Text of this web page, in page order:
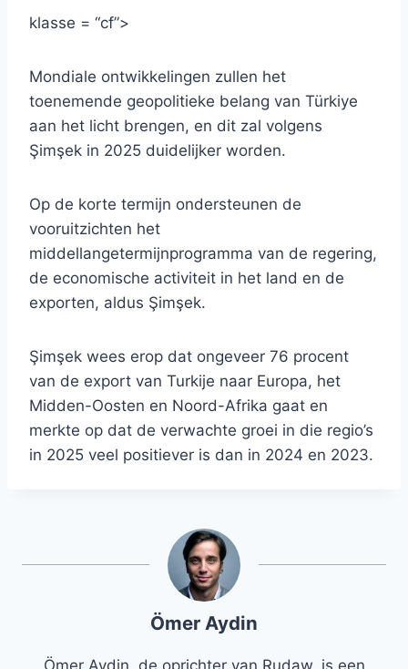
klasse = “cf”>
Mondiale ontwikkelingen zullen het
toenemende geopolitieke belang van Türkiye
aan het licht brengen, en dit zal volgens
Şimşek in 2025 duidelijker worden.
Op de korte termijn ondersteunen de
vooruitzichten het
middellangetermijnprogramma van de regering,
de economische activiteit in het land en de
exporten, aldus Şimşek.
Şimşek wees erop dat ongeveer 76 procent
van de export van Turkije naar Europa, het
Midden-Oosten en Noord-Afrika gaat en
merkte op dat de verwachte groei in die regio’s
in 2025 veel positiever is dan in 2024 en 2023.
Ömer Aydin